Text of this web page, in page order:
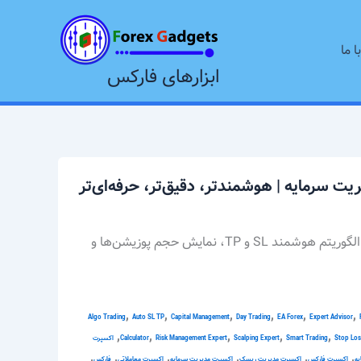
ما
ابزارهای فارکس
نسخه 65 اکسپرت مدیریت سرمایه با الگوریتم هوشمند SL و TP، نمایش حجم پوزیشن‌ها و
Algo Trading, Auto SL TP, Capital Management, Day Trading, EA Forex, Expert Advisor,
Calculator, Risk Management Expert, Scalping Expert, Smart Trading, Stop
, اکسپرت
اکسپرت فارکس اکسپرت مدیریت ریسک اکسپرت مدیریت سرمایه اکسپرت معاملاتی فارکس